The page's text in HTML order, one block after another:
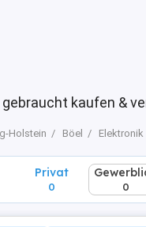
gebraucht kaufen &
Holstein Böel Elektronik
Privat
0 0